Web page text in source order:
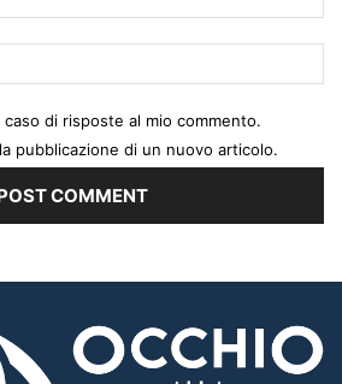
caso di risposte al mio commento.
pubblicazione di un nuovo articolo.